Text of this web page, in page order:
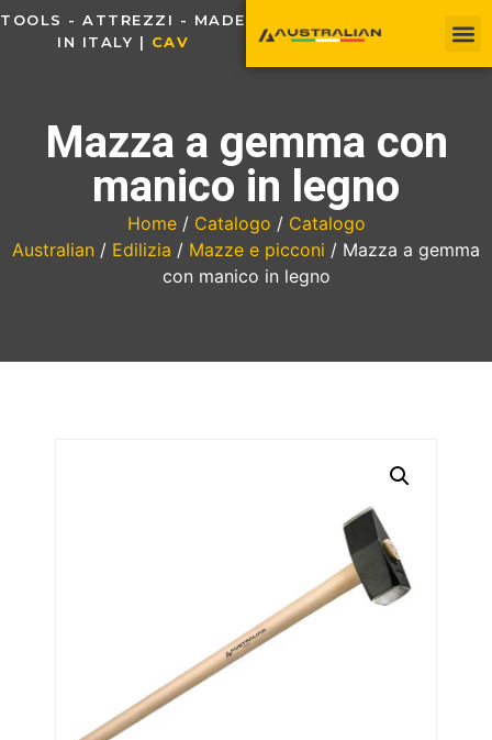
TOOLS - ATTREZZI - MADE
IN ITALY | C AVO
Mazza a gemma con
manico in legno
Home/ Catalogo / Catalogo
Australian / Edilizia / Mazze e picconi / Mazza a gemma
con manico in legno